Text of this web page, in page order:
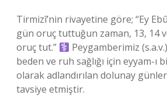
Tirmizî’nin rivayetine göre; “Ey
gün oruç tuttuğun zaman, 13, 14
oruç tut.”
Peygamberimiz
beden ve ruh sağlığı için eyyam-ı
olarak adlandırılan dolunay
tavsiye etmiştir.